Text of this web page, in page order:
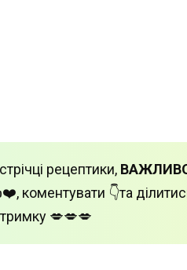
рецептики,
коментувати 👇та
💋💋💋